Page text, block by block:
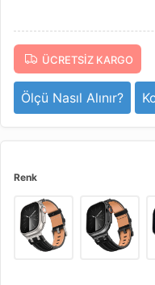
ÜCRETSIZ KARGO
Ölçü Nasıl Alınır?
Renk